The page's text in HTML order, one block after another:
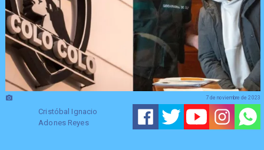
Cristóbal Ignacio
Adones Reyes
7 de noviembre de 2023